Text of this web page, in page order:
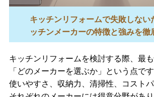
キッチンリフォームで失敗しな
ッチンメーカーの特徴と強みを徹
キッチンリフォームを検討する際、最
「どのメーカーを選ぶか」という点で
使いやすさ、収納力、清掃性、コスト